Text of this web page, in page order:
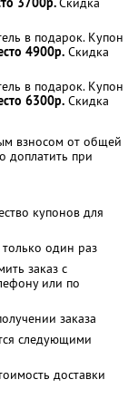
в подарок. Купон
4900р. Скидка
в подарок. Купон
6300р. Скидка
взносом от общей
доплатить при
купонов для
один раз
заказ с
или по
заказа
следующими
доставки